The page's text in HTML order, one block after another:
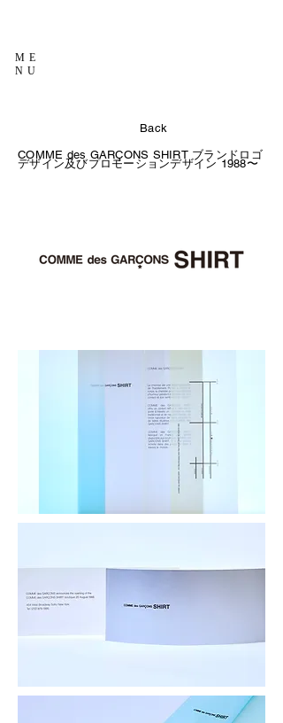
ME
NU
Back
COMME des GARÇONS SHIRT ブランドロゴ
デザイン及びプロモーションデザイン1988〜